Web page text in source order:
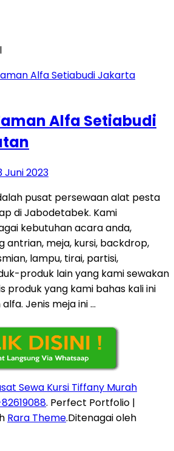
Alfa Setiabudi
Juni 2023
pusat persewaan alat pesta
di Jabodetabek. Kami
kebutuhan acara anda,
antrian, meja, kursi, backdrop,
lampu, tirai, partisi,
produk lain yang kami sewakan
produk yang kami bahas kali ini
Jenis meja ini …
Sewa Kursi Tiffany Murah
. Perfect Portfolio |
Rara Theme.Ditenagai oleh